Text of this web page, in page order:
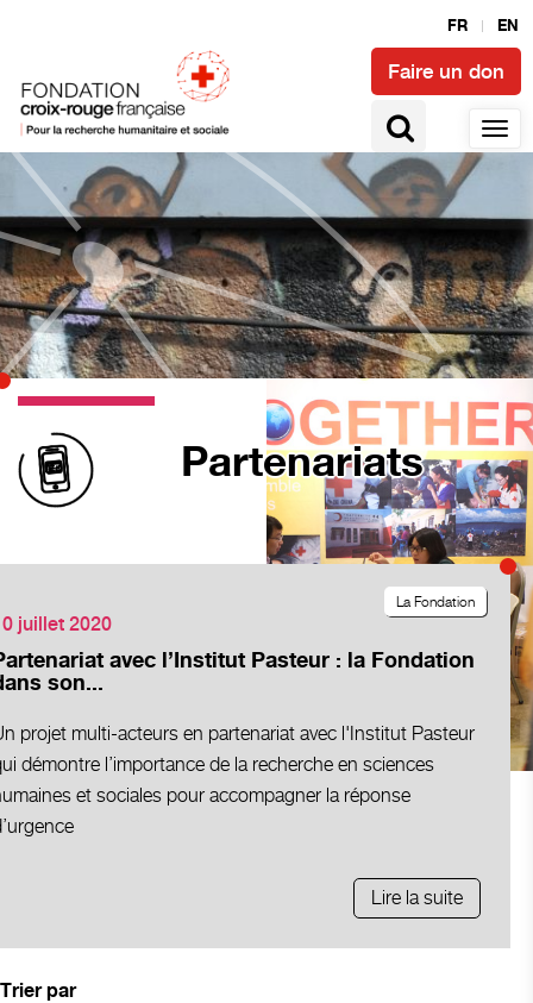
FR EN
Faire un don
Partenariats
juillet 2020
avec l’Institut Pasteur : la Fondation
son...
La Fondation
projet multi-acteurs en partenariat avec l'Institut Pasteur
démontre l’importance de la recherche en sciences
et sociales pour accompagner la réponse
Lire la suite
Trier par